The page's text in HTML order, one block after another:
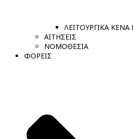
ΛΕΙΤΟΥΡΓΙΚΑ
ΑΙΤΗΣΕΙΣ
ΝΟΜΟΘΕΣΙΑ
ΦΟΡΕΙΣ